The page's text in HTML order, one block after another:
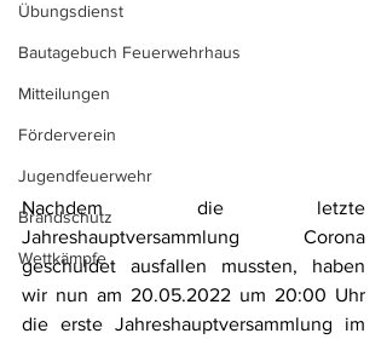
Übungsdienst
Bautagebuch Feuerwehrhaus
Mitteilungen
Förderverein
Jugendfeuerwehr
Brandschutz
Wettkämpfe
Nachdem die letzte
Jahreshauptversammlung Corona
geschuldet ausfallen mussten, haben
wir nun am 20.05.2022 um 20:00 Uhr
die erste Jahreshauptversammlung im